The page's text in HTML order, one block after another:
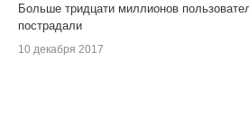
Больше тридцати миллионов
пострадали
10 декабря 2017